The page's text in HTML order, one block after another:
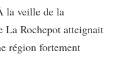
la veille de la
La Rochepot atteignait
région fortement